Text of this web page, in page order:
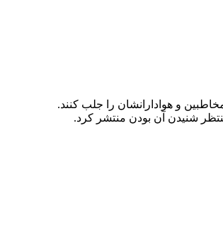
و هوادارانشان را جلب کنند.
شنیدن آن بودن منتشر کرد.